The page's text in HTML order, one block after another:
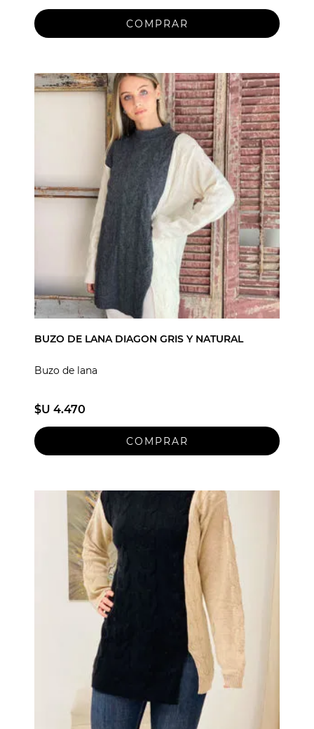
BUZO DE LANA DIAGON GRIS Y NATURAL
Buzo de lana
$U 4.470